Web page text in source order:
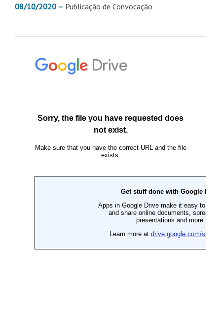
08/10/2020 – Publicação de Convocação